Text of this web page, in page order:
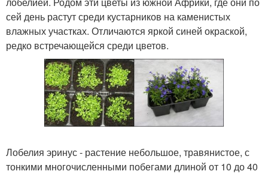
сей день растут среди кустарников на каменистых
влажных участках. Отличаются яркой синей окраской,
редко встречающейся среди цветов.
Лобелия эринус - растение небольшое, травянистое, с
тонкими многочисленными побегами длиной от 10 до 40